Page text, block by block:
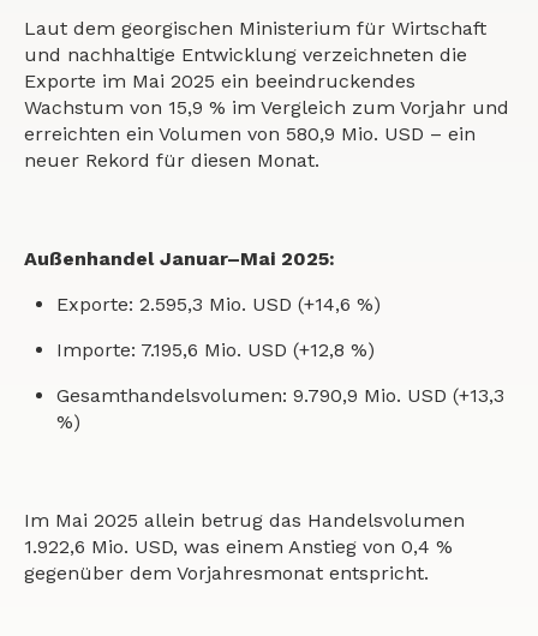
Laut dem georgischen Ministerium für Wirtschaft
und nachhaltige Entwicklung verzeichneten die
Exporte im Mai 2025 ein beeindruckendes
Wachstum von 15,9 % im Vergleich zum Vorjahr und
erreichten ein Volumen von 580,9 Mio. USD – ein
neuer Rekord für diesen Monat.
Außenhandel Januar–Mai 2025:
Exporte: 2.595,3 Mio. USD (+14,6 %)
Importe: 7.195,6 Mio. USD (+12,8 %)
Gesamthandelsvolumen: 9.790,9 Mio. USD (+13,3
%)
Im Mai 2025 allein betrug das Handelsvolumen
1.922,6 Mio. USD, was einem Anstieg von 0,4 %
gegenüber dem Vorjahresmonat entspricht.